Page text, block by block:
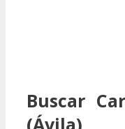
Buscar
(Ávila)